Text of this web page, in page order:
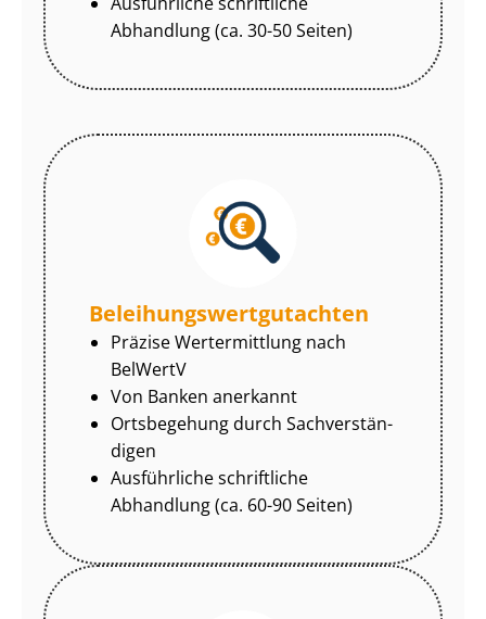
Abhandlung (ca. 30-50 Seiten)
Be­lei­hungs­wert­gut­ach­ten
Präzise Wertermittlung nach
BelWertV
Von Banken anerkannt
Ortsbegehung durch Sach­ver­stän­
di­gen
Ausführliche schriftliche
Abhandlung (ca. 60-90 Seiten)